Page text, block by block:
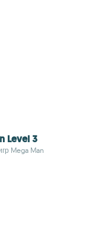
Level 3
Mega Man